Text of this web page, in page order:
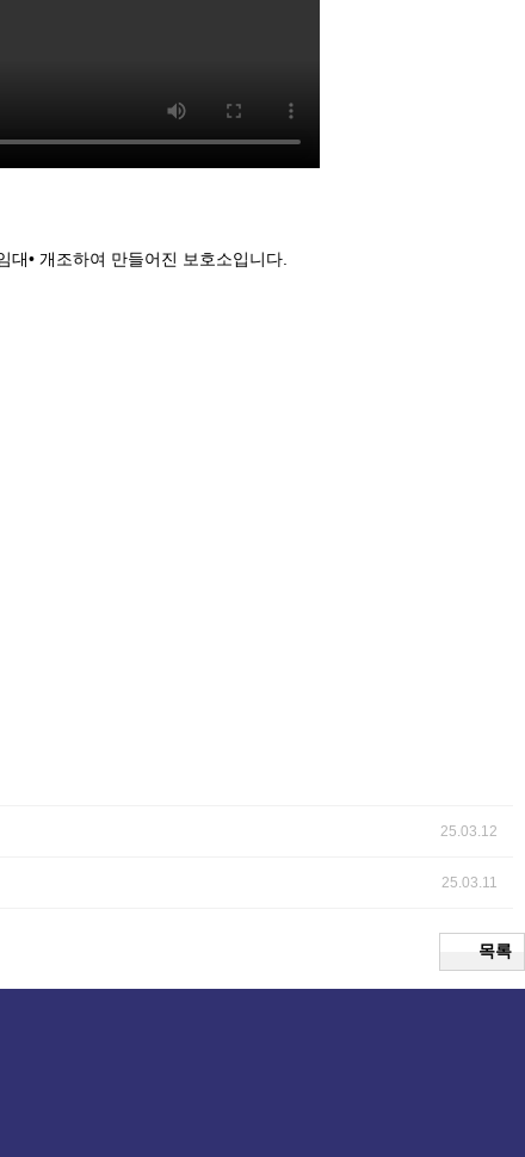
• 개조하여 만들어진 보호소입니다.
25.03.12
25.03.11
목록